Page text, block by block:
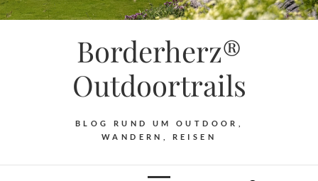
Borderherz®
Outdoortrails
BLOG RUND UM OUTDOOR,
WANDERN, REISEN